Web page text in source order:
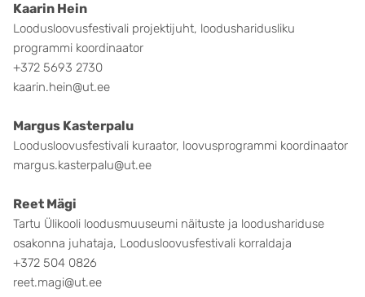
Kaarin Hein
Loodusloovusfestivali projektijuht, loodusharidusliku
programmi koordinaator
+372 5693 2730
kaarin.hein@ut.ee
Margus Kasterpalu
Loodusloovusfestivali kuraator, loovusprogrammi koordinaator
margus.kasterpalu@ut.ee
Reet Mägi
Tartu Ülikooli loodusmuuseumi näituste ja loodushariduse
osakonna juhataja, Loodusloovusfestivali korraldaja
+372 504 0826
reet.magi@ut.ee